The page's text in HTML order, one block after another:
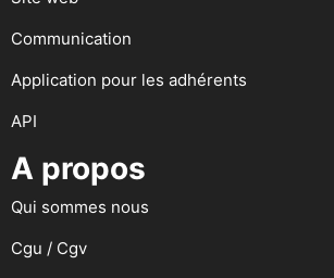
Communication
Application pour les adhérents
API
A propos
Qui sommes nous
Cgu / Cgv